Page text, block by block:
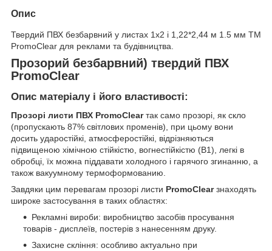
Опис
Твердий ПВХ безбарвний у листах 1х2 і 1,22*2,44 м 1.5 мм ТМ
PromoClear для реклами та будівництва.
Прозорий безбарвний) твердий ПВХ
PromoClear
Опис матеріалу і його властивості:
Прозорі листи ПВХ PromoClearтак само прозорі, як скло
(пропускають 87% світлових променів), при цьому вони
досить ударостійкі, атмосферостійкі, відрізняються
підвищеною хімічною стійкістю, вогнестійкістю (B1), легкі в
обробці, їх можна піддавати холодного і гарячого згинанню, а
також вакуумному термоформованию.
Завдяки цим перевагам прозорі листи PromoClearзнаходять
широке застосування в таких областях:
Рекламні вироби: виробництво засобів просування
товарів - дисплеїв, постерів з нанесенням друку.
Захисне скління: особливо актуально при